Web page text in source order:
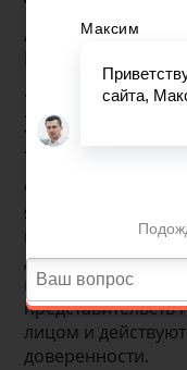
Автор: Любовь
ЕГРЮЛ
Филиалы и
являются
имуществом
действуют на
положений.
лицом и
доверенности.